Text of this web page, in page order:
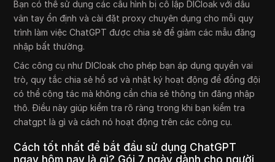
Bạn có thể sử dụng các cấu hình bị cô lập DICloak với dấu
vân tay ổn định và cài đặt proxy chuyên dụng cho mỗi quy
trình làm việc ChatGPT được chia sẻ để giảm các mẫu đăng
nhập bất thường.
Các công cụ như DICloak cho phép bạn áp dụng quyền vai
trò, quy tắc chia sẻ hồ sơ và nhật ký hoạt động để đồng đội
có thể cộng tác mà không cần chia sẻ thông tin đăng nhập
thô. Điều này giúp kiểm tra rõ ràng trong khi bạn kiểm tra
chatgpt là gì và cách nó hoạt động trên các công cụ.
Cách tốt nhất để bắt đầu sử dụng ChatGPT
ngay hôm nay là gì? Gói 7 ngày dành cho người